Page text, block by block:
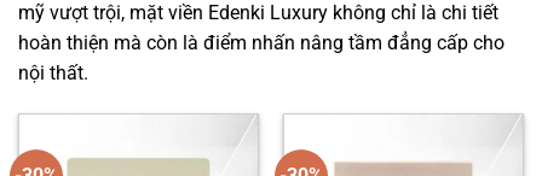
mỹ vượt trội, mặt viền Edenki Luxury không chỉ là chi tiết
hoàn thiện mà còn là điểm nhấn nâng tầm đẳng cấp cho
nội thất.